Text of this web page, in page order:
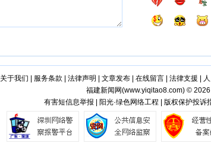
关于我们 服务条款 法律声明 文章发布| 在线留言| 法律支援
福建新闻网(www.yiqitao8.com) © 2026
有害短信息举报 | 阳光·绿色网络工程 | 版权保护投